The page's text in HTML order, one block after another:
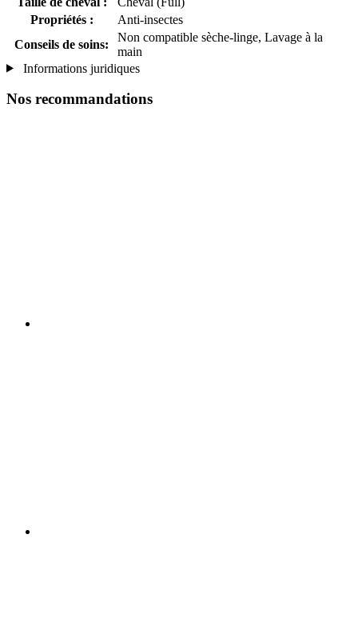
Propriétés :
Anti-insectes
Conseils de soins:
Non compatible sèche-linge, Lavage à la
main
Informations juridiques
Nos recommandations